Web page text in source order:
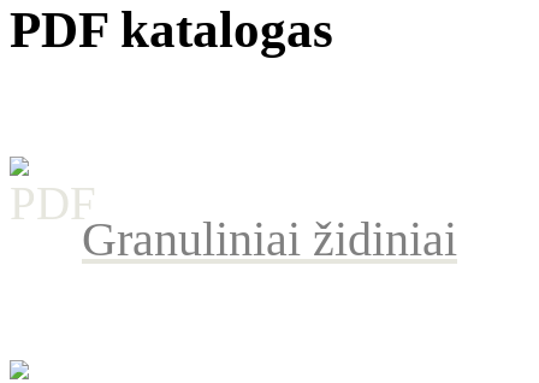
PDF katalogas
Granuliniai židiniai